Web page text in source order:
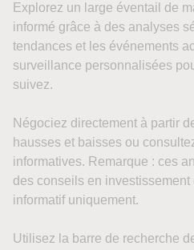
Explorez un large éventail de
informé grâce à des analyses
tendances et les événements
surveillance personnalisées
suivez.
Négociez directement à partir
hausses et baisses ou
informatives. Remarque : ces
des conseils en investissement
informatif uniquement.
Utilisez la barre de recherche